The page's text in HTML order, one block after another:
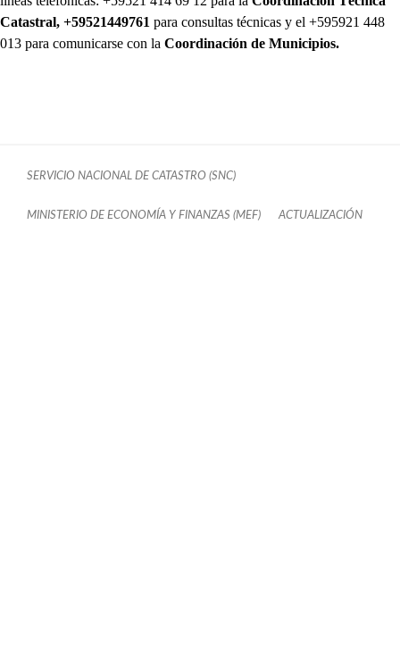
Catastral, +59521449761 para consultas técnicas y el +595921 448
013 para comunicarse con la Coordinación de Municipios.
SERVICIO NACIONAL DE CATASTRO (SNC)
MINISTERIO DE ECONOMÍA Y FINANZAS (MEF) ACTUALIZACIÓN